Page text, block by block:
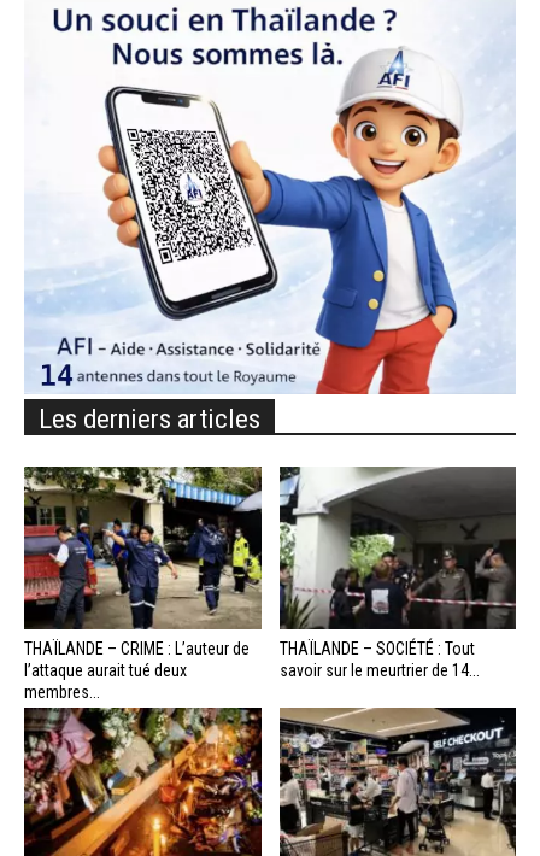
Les derniers articles
THAÏLANDE – CRIME : L’auteur de
l’attaque aurait tué deux
membres...
THAÏLANDE – SOCIÉTÉ : Tout
savoir sur le meurtrier de 14...